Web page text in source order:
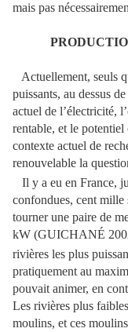
mais pas
Actuellement, seuls
puissants, au dessus
actuel de l’électricité,
rentable, et le
contexte actuel de
renouvelable la
Il y a eu en France,
confondues, cent mille
tourner une paire de
kW (GUICHANÉ
rivières les plus
pratiquement au
pouvait animer, en
Les rivières plus
moulins, et ces